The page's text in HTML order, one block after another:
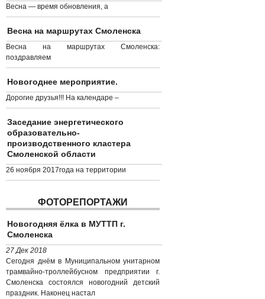
Весна — время обновления, а
Весна на маршрутах Смоленска
Весна на маршрутах Смоленска:
поздравляем
Новогоднее мероприятие.
Дорогие друзья!!! На календаре –
Заседание энергетического
образовательно-
производственного кластера
Смоленской области
26 ноября 2017года на территории
ФОТОРЕПОРТАЖИ
Новогодняя ёлка в МУТТП г.
Смоленска
27 Дек 2018
Сегодня днём в Муниципальном унитарном
трамвайно-троллейбусном предприятии г.
Смоленска состоялся новогодний детский
праздник. Наконец настал